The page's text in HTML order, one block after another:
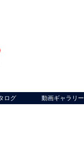
ログ 動画ギャラリー